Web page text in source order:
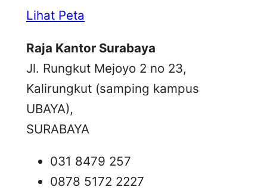
Lihat Peta
Raja Kantor Surabaya
Jl. Rungkut Mejoyo 2 no 23,
Kalirungkut (samping kampus
UBAYA),
SURABAYA
031 8479 257
0878 5172 2227